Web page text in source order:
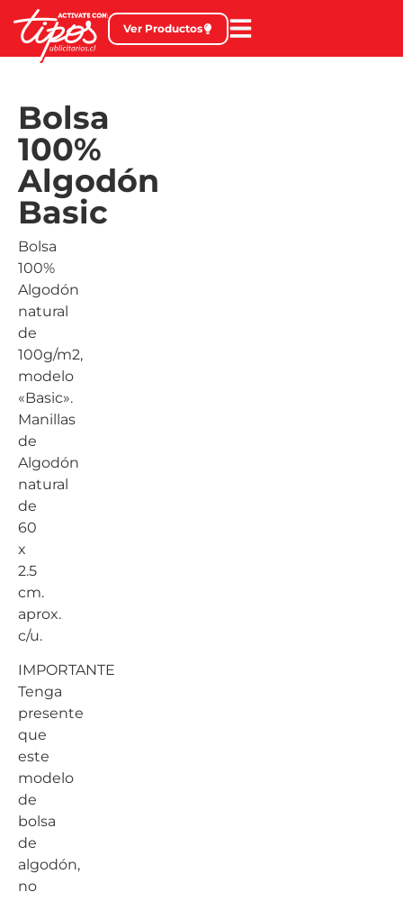
Ver Productos
Bolsa
100%
Algodón
Basic
Bolsa
100%
Algodón
natural
de
100g/m2,
modelo
«Basic».
Manillas
de
Algodón
natural
de
60
x
2.5
cm.
aprox.
c/u.
IMPORTANTE
Tenga
presente
que
este
modelo
de
bolsa
de
algodón,
no